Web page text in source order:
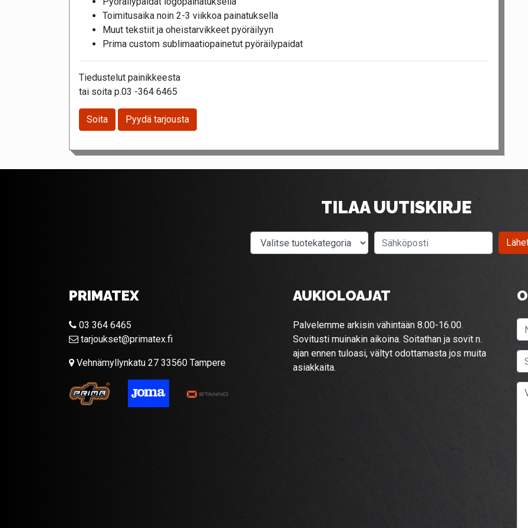
Toimitusaika noin 2-3 viikkoa painatuksella
Muut tekstiit ja oheistarvikkeet pyöräilyyn
Prima custom sublimaatiopainetut pyöräilypaidat
Tiedustelut painikkeesta
tai soita p.03 -364 6465
Soita Pyydä tarjousta
TILAA UUTISKIRJE
Valitse tuotekategoria
PRIMATEX
03 364 6465
tarjoukset@primatex.fi
Vehnämyllynkatu 27 33560 Tampere
AUKIOLOAJAT
Palvelemme arkisin vähintään 8.00-16.00.
Sovitusti muinakin aikoina. Soitathan ja sovit n.
ajan ennen tuloasi, vältyt odottamasta jos muita
asiakkaita.